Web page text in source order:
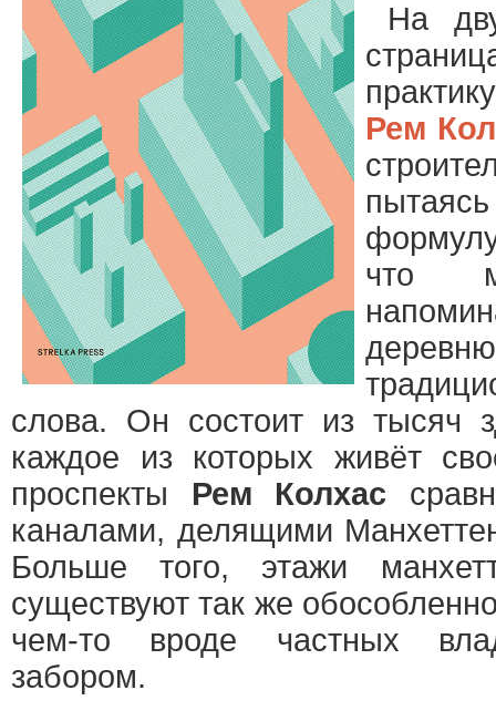
На
Рем
что
слова. Он состоит из тысяч
каждое из которых живёт
проспекты Рем Колхас
каналами, делящими
Больше того, этажи
существуют так же
чем-то вроде частных
забором.